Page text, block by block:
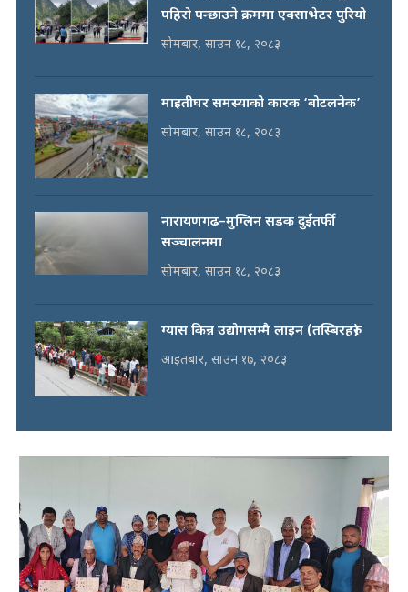
पहिरो पन्छाउने क्रममा एक्साभेटर पुरियो
सोमबार, साउन १८, २०८३
माइतीघर समस्याको कारक ‘बोटलनेक’
सोमबार, साउन १८, २०८३
नारायणगढ–मुग्लिन सडक दुईतर्फी
सञ्चालनमा
सोमबार, साउन १८, २०८३
ग्यास किन्न उद्योगसम्मै लाइन (तस्बिरहरु)
आइतबार, साउन १७, २०८३